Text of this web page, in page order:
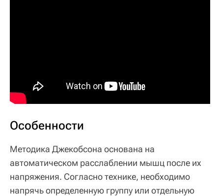
Особенности
Методика Джекобсона основана на
автоматическом расслаблении мышц после их
напряжения. Согласно технике, необходимо
напрячь определенную группу или отдельную